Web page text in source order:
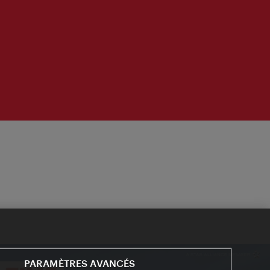
PARAMÈTRES AVANCÉS